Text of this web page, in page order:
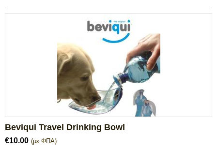
Beviqui Travel Drinking Bowl
€10.00 (με ΦΠΑ)